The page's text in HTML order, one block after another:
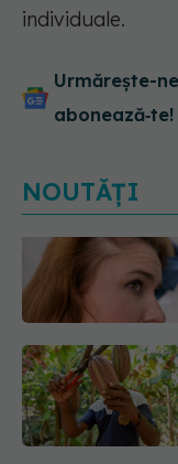
individuale.
Urmărește-
abonează‑te!
NOUTĂȚI